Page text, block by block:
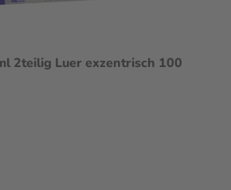
2teilig Luer exzentrisch 100